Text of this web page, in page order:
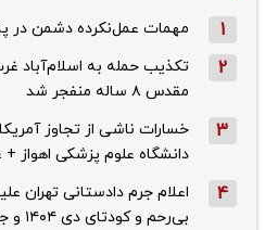
1 مهمات عمل‌نکرده دشمن در
2
تکذیب حمله به اسلام‌آباد
مقدس ۸ ساله منفجر شد
3
خسارات ناشی از تجاوز
دانشگاه علوم پزشکی اهواز
4
اعلام جرم دادستانی تهران
بی‌رحم و کودتای دی‌ ۱۴۰۴ و جنگ رمضان